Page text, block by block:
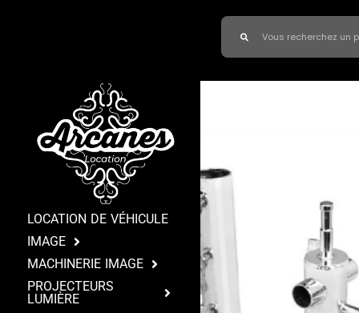
LOCATION DE VÉHICULE
IMAGE
MACHINERIE IMAGE
PROJECTEURS
LUMIÈRE